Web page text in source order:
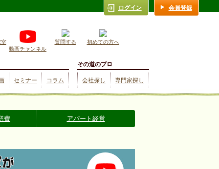
動画チャンネル
質問する 初めての方へ
セミナー コラム
その道のプロ
会社探し 専門家探し
ログイン 会員登録
費 アパート経営